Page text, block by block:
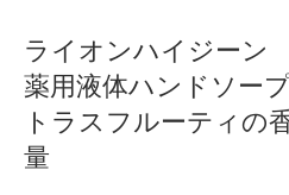
ライオンハイジー
薬用液体ハンドソー
トラスフルーティの
量